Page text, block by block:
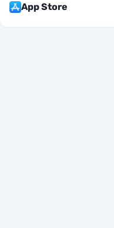
App Store